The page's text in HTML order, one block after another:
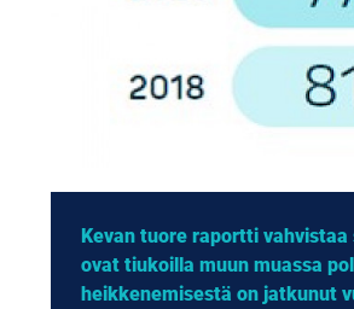
Kevan tuore raportti
ovat tiukoilla muun muassa
heikkenemisestä on jatkunut